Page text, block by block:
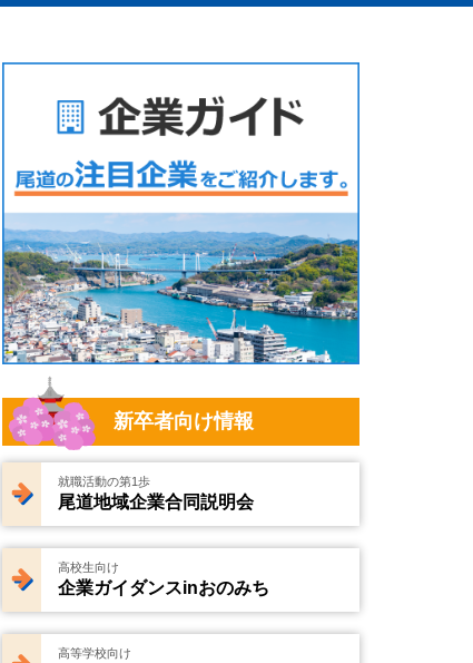
新卒者向け情報
就職活動の第1歩
尾道地域企業合同説明会
高校生向け
企業ガイダンスinおのみち
高等学校向け